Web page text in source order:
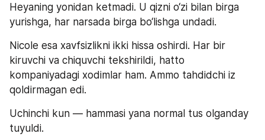
Heyaning yonidan ketmadi. U qizni o‘zi bilan birga
yurishga, har narsada birga bo‘lishga undadi.
Nicole esa xavfsizlikni ikki hissa oshirdi. Har bir
kiruvchi va chiquvchi tekshirildi, hatto
kompaniyadagi xodimlar ham. Ammo tahdidchi iz
qoldirmagan edi.
Uchinchi kun — hammasi yana normal tus olganday
tuyuldi.